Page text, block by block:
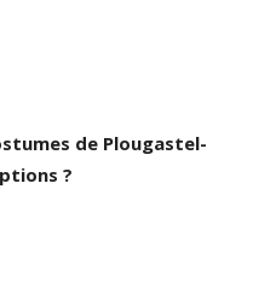
de Plougastel-
?